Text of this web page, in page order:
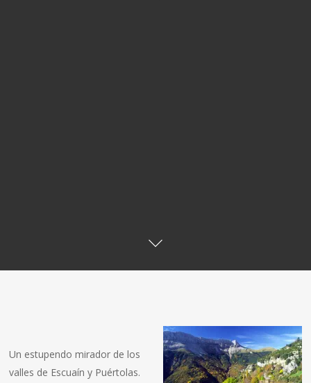
Un estupendo mirador de los
valles de Escuaín y Puértolas.